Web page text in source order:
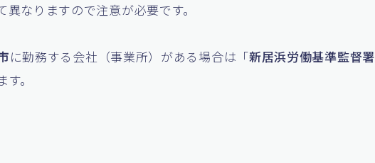
異なりますので注意が必要です。
に勤務する会社（事業所）がある場合は「新居浜労働基準監督署
。